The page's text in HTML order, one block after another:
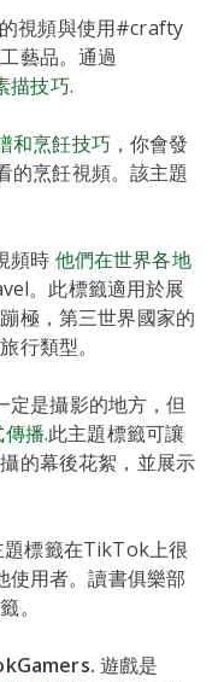
視頻與使用#crafty
藝品。通過
描技巧.
和烹飪技巧 ，你會發
的烹飪視頻。該主題
頻時 他們在世界各地
。此標籤適用於展
極，第三世界國家的
行類型。
是攝影的地方，但
播.此主題標籤可讓
的幕後花絮，並展示
題標籤在TikTok上很
使用者。讀書俱樂部
。
遊戲是